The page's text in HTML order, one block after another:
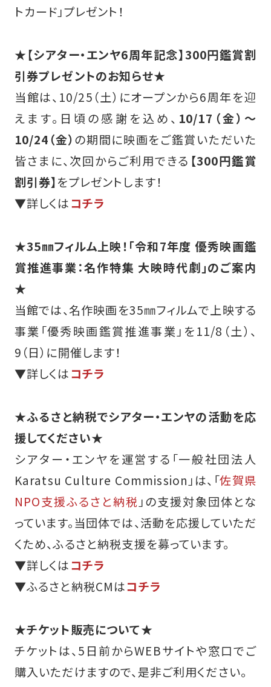
トカード」プレゼント！
★【シアター・エンヤ6周年記念】300円鑑賞割
引券プレゼントのお知らせ★
当館は、10/25（土）にオープンから6周年を迎
えます。日頃の感謝を込め、 10/17（金）～
10/24（金）の期間に映画をご鑑賞いただいた
皆さまに、次回からご利用できる 【300円鑑賞
割引券】をプレゼントします！
▼詳しくはコチラ
★35㎜フィルム上映！「令和7年度 優秀映画鑑
賞推進事業：名作特集 大映時代劇」のご案内
★
当館では、名作映画を35㎜フィルムで上映する
事業「優秀映画鑑賞推進事業」を11/8（土）、
9（日）に開催します！
▼詳しくはコチラ
★ふるさと納税でシアター・エンヤの活動を応
援してください★
シアター・エンヤを運営する「一般社団法人
Karatsu Culture Commission」は、「佐賀県
NPO支援ふるさと納税」の支援対象団体とな
っています。当団体では、活動を応援していただ
くため、ふるさと納税支援を募っています。
▼詳しくはコチラ
▼ふるさと納税CMはコチラ
★チケット販売について★
チケットは、5日前からWEBサイトや窓口でご
購入いただけますので、是非ご利用ください。